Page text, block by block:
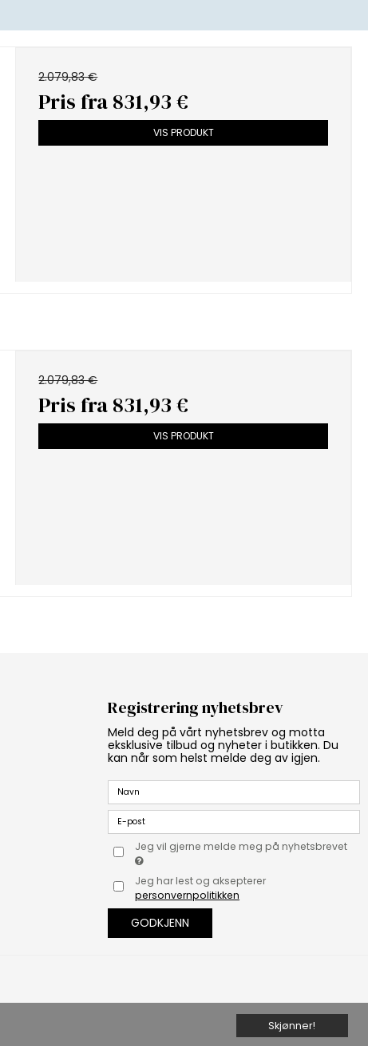
Skjønner!
2.079,83 €
Pris fra831,93 €
VIS PRODUKT
2.079,83 €
Pris fra831,93 €
VIS PRODUKT
Registrering nyhetsbrev
Meld deg på vårt nyhetsbrev og motta
eksklusive tilbud og nyheter i butikken. Du
kan når som helst melde deg av igjen.
Jeg vil gjerne melde meg på nyhetsbrevet
Jeg har lest og aksepterer
personvernpolitikken
GODKJENN